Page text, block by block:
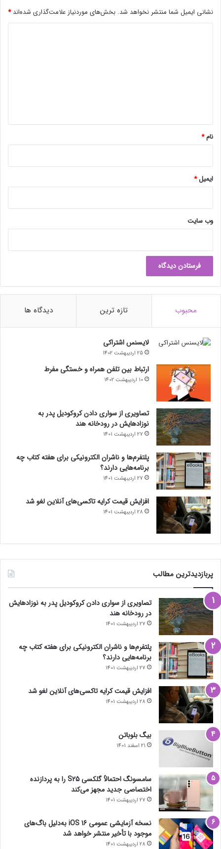
ن
ی
د
د
نشانی ایمیل شما منتشر نخواهد شد. بخش‌های موردنیاز علامت‌گذاری شده‌اند*
نام*
ایمیل*
وب‌ سایت
محبوب تازه ترین دیدگاه ها
لایسنس اشتراکی
25 اردیبهشت 1402
ارتباط بین تلفن همراه و خستگی مفرط
10 اردیبهشت 1402
تصاویری از سواری دادن کروکودیل پدر به
نوزادهایش در رودخانه هند
27 اردیبهشت 1401
پلتفرم‌ها و ناشران الکترونیکی برای هفته کتاب چه
برنامه‌هایی دارند؟
27 اردیبهشت 1401
افزایش قیمت کرایه تاکسی‌های آنلاین لغو شد
28 اردیبهشت 1401
پربازدیدترین مطالب
تصاویری از سواری دادن کروکودیل پدر به نوزادهایش
در رودخانه هند
27 اردیبهشت 1401
پلتفرم‌ها و ناشران الکترونیکی برای هفته کتاب چه
برنامه‌هایی دارند؟
27 اردیبهشت 1401
افزایش قیمت کرایه تاکسی‌های آنلاین لغو شد
28 اردیبهشت 1401
بیگ بلوباتن
21 اسفند 1401
سامسونگ احتمالاً گلکسی S25 را به پردازنده
اختصاصی جدید مجهز می‌کند
27 اردیبهشت 1401
نسخه آزمایشی عمومی iOS 16 به‌دلیل باگ‌های
موجود با تأخیر منتشر خواهد شد
28 اردیبهشت 1401